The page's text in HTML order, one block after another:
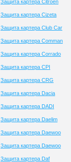
Защита картера Citroen
Защита картера Cizeta
Защита картера Club Сar
Защита картера Comman
Защита картера Corrado
Защита картера CPI
Защита картера CRG
Защита картера Dacia
Защита картера DADI
Защита картера Daelim
Защита картера Daewoo
Защита картера Daewoo
Защита картера Daf